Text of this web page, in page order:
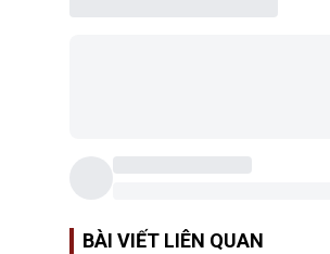
BÀI VIẾT LIÊN QUAN